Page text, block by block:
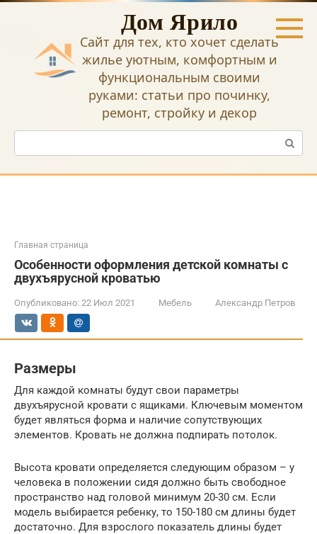
Перейти
Дом Ярило
Сайт для тех, кто хочет сделать
жилье уютным, комфортным и
функциональным своими
руками: статьи про починку,
ремонт, стройку и декор
Поиск:
Главная страница
Особенности оформления детской комнаты с
двухъярусной кроватью
Опубликовано: 22 Июл 2021 Мебель Александр Петров
Размеры
Для каждой комнаты будут свои параметры
двухъярусной кровати с ящиками. Ключевым моментом
будет являться форма и наличие сопутствующих
элементов. Кровать не должна подпирать потолок.
Высота кровати определяется следующим образом – у
человека в положении сидя должно быть свободное
пространство над головой минимум 20-30 см. Если
модель выбирается ребенку, то 150-180 см длины будет
достаточно. Для взрослого показатель длины будет